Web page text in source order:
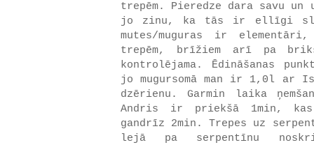
trepēm. Pieredze dara savu un
jo zinu, ka tās ir ellīgi
mutes/muguras ir
trepēm, brīžiem arī pa
kontrolējama. Ēdināšanas
jo mugursomā man ir 1,0l ar
dzērienu. Garmin laika
Andris ir priekšā 1min,
gandrīz 2min. Trepes uz
lejā pa serpentīnu